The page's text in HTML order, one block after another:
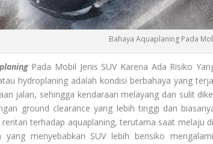
Bahaya Aquaplaning Pada
Pada Mobil Jenis SUV Karena Ada Risiko
hydroplaning adalah kondisi berbahaya yang
jalan, sehingga kendaraan melayang dan sulit
ground clearance yang lebih tinggi dan
terhadap aquaplaning, terutama saat melaju
menyebabkan SUV lebih berisiko